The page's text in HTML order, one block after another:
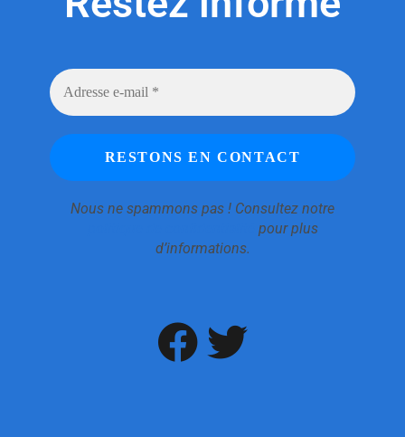
Nous ne spammons pas ! Consultez notre
pour plus
d’informations.